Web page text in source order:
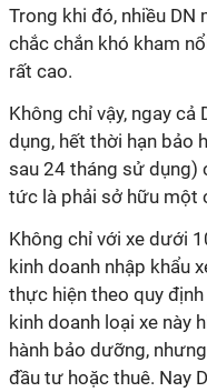
Trong khi đó, nhiều
chắc chắn khó kham
rất cao.
Không chỉ vậy, ngay
dụng, hết thời hạn bảo
sau 24 tháng sử dụng)
tức là phải sở hữu một
Không chỉ với xe dưới
kinh doanh nhập khẩu
thực hiện theo quy
kinh doanh loại xe này
hành bảo dưỡng,
đầu tư hoặc thuê. Nay